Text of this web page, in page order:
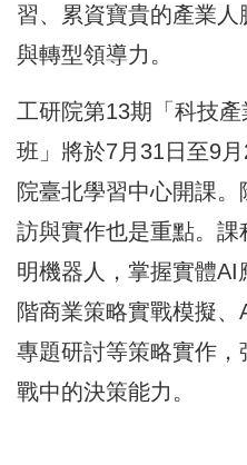
習、累資寶貴的產業
與轉型領導力。
工研院第13期「科技
班」將於7月31日至9
院臺北學習中心開課
訪與實作也是重點。
明機器人，掌握實體
階商業策略實戰模擬
專題研討等策略實作
戰中的決策能力。